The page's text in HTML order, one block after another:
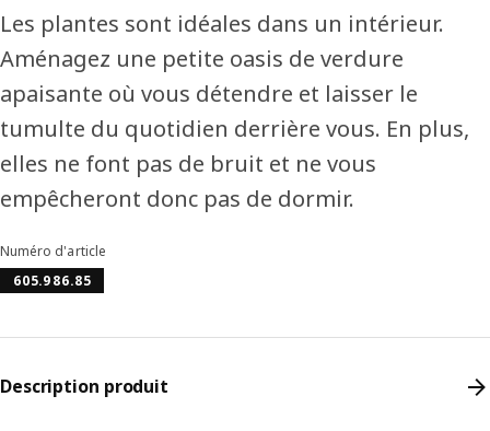
Les plantes sont idéales dans un intérieur.
Aménagez une petite oasis de verdure
apaisante où vous détendre et laisser le
tumulte du quotidien derrière vous. En plus,
elles ne font pas de bruit et ne vous
empêcheront donc pas de dormir.
Numéro d'article
605.986.85
Description produit